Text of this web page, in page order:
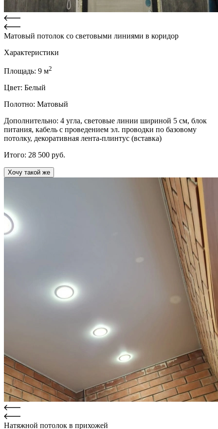
Матовый потолок со световыми линиями в коридор
Характеристики
Площадь: 9 м2
Цвет: Белый
Полотно: Матовый
Дополнительно: 4 угла, световые линии шириной 5 см, блок
питания, кабель с проведением эл. проводки по базовому
потолку, декоративная лента-плинтус (вставка)
Итого: 28 500 руб.
Хочу такой же
Натяжной потолок в прихожей